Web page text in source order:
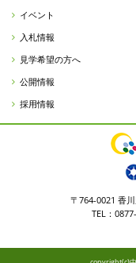
イベント
入札情報
見学希望の方へ
公開情報
採用情報
〒764-0021 香
TEL：